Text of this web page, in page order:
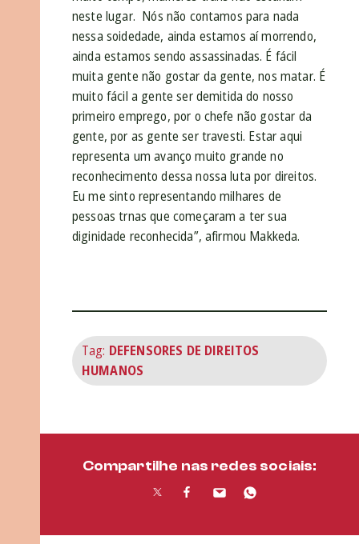
neste lugar. Nós não contamos para nada
nessa soidedade, ainda estamos aí morrendo,
ainda estamos sendo assassinadas. É fácil
muita gente não gostar da gente, nos matar. É
muito fácil a gente ser demitida do nosso
primeiro emprego, por o chefe não gostar da
gente, por as gente ser travesti. Estar aqui
representa um avanço muito grande no
reconhecimento dessa nossa luta por direitos.
Eu me sinto representando milhares de
pessoas trnas que começaram a ter sua
diginidade reconhecida”, afirmou Makkeda.
Tag: DEFENSORES DE DIREITOS
HUMANOS
Compartilhe nas redes sociais: